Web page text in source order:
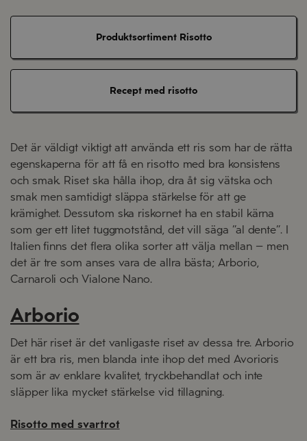
Produktsortiment Risotto
Recept med risotto
Det är väldigt viktigt att använda ett ris som har de rätta
egenskaperna för att få en risotto med bra konsistens
och smak. Riset ska hålla ihop, dra åt sig vätska och
smak men samtidigt släppa stärkelse för att ge
krämighet. Dessutom ska riskornet ha en stabil kärna
som ger ett litet tuggmotstånd, det vill säga ”al dente”. I
Italien finns det flera olika sorter att välja mellan – men
det är tre som anses vara de allra bästa;Arborio,
Carnaroli ochVialoneNano.
Arborio
Det här riset är det vanligaste riset av dessa tre.Arborio
är ett bra ris, men blanda inte ihop det med Avorioris
som är av enklare kvalitet, tryckbehandlat och inte
släpper lika mycket stärkelse vid tillagning.
Risotto med svartrot